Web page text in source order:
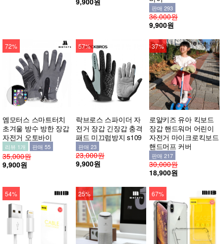
판매 293
36,000원
9,900원
72%
엠모터스 스마트터치
초겨울 방수 방한 장갑
자전거 오토바이
리뷰 1개 판매 55
35,000원
9,900원
57%
락브로스 스파이더 자
전거 장갑 긴장갑 충격
패드 미끄럼방지 s109
판매 23
23,000원
9,900원
37%
로얄키즈 유아 킥보드
장갑 핸드워머 어린이
자전거 마이크로킥보드
핸드머프 커버
판매 217
30,000원
18,900원
54% 25% 67%